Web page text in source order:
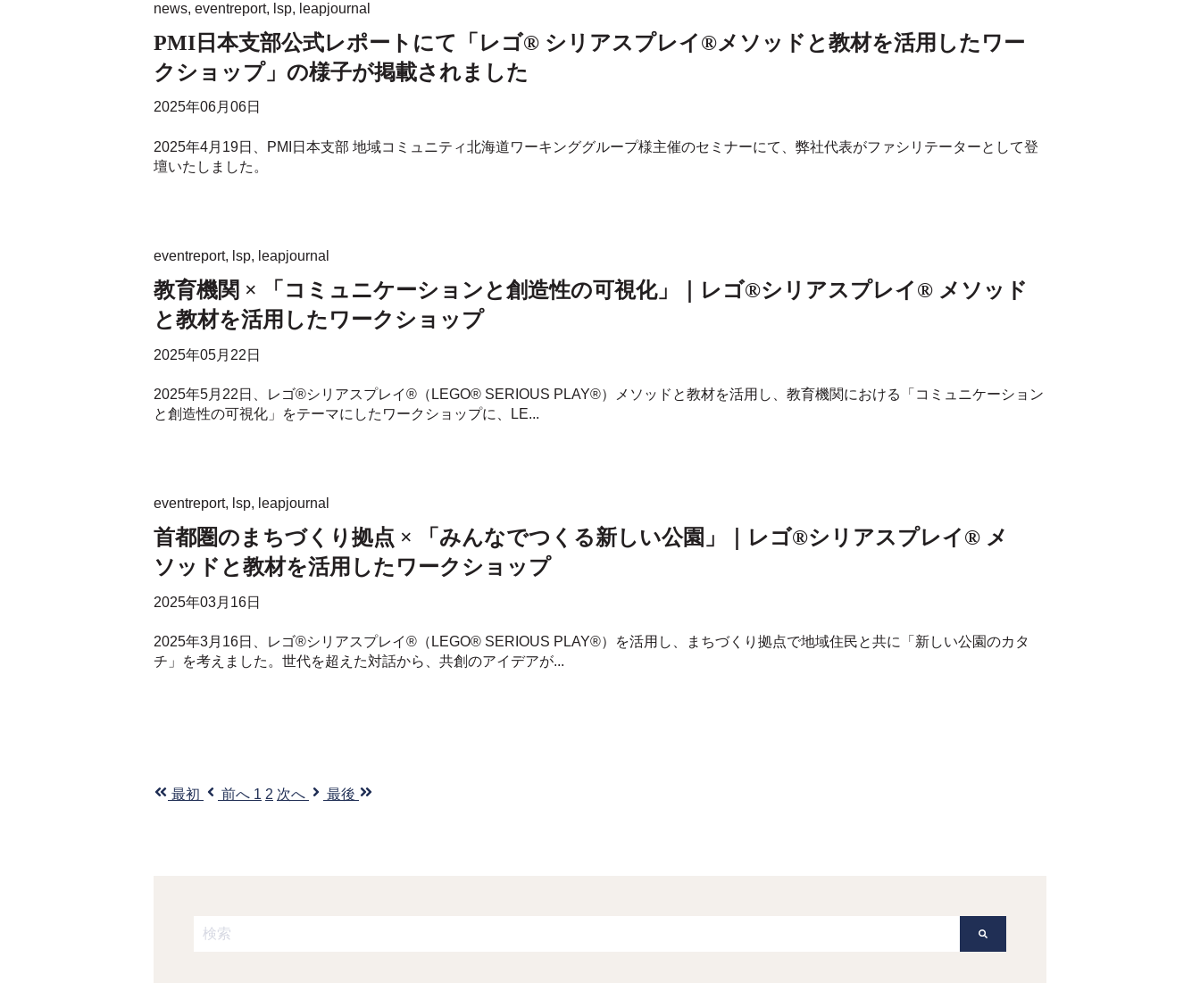
news, eventreport, lsp, leapjournal
PMI日本支部公式レポートにて「レゴ® シリアスプレイ®メソッドと教材を活用したワー
クショップ」の様子が掲載されました
2025年06月06日
2025年4月19日、PMI日本支部 地域コミュニティ北海道ワーキンググループ様主催のセミナーにて、弊社代表がファシリテーターとして登
壇いたしました。
eventreport, lsp, leapjournal
教育機関 × 「コミュニケーションと創造性の可視化」｜レゴ®シリアスプレイ® メソッド
と教材を活用したワークショップ
2025年05月22日
2025年5月22日、レゴ®シリアスプレイ®（LEGO® SERIOUS PLAY®）メソッドと教材を活用し、教育機関における「コミュニケーション
と創造性の可視化」をテーマにしたワークショップに、LE...
eventreport, lsp, leapjournal
首都圏のまちづくり拠点 × 「みんなでつくる新しい公園」｜レゴ®シリアスプレイ® メ
ソッドと教材を活用したワークショップ
2025年03月16日
2025年3月16日、レゴ®シリアスプレイ®（LEGO® SERIOUS PLAY®）を活用し、まちづくり拠点で地域住民と共に「新しい公園のカタ
チ」を考えました。世代を超えた対話から、共創のアイデアが...
最初 前へ 1 2 次へ 最後
これは、自動候補機能付きの検索フィールドです。